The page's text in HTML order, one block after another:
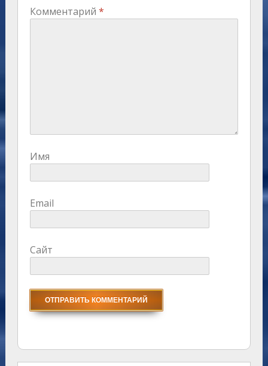
Комментарий *
Имя
Email
Сайт